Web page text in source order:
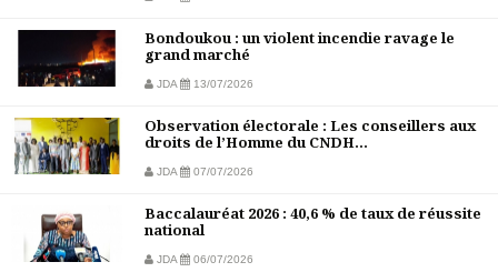
Bondoukou : un violent incendie ravage le
grand marché
JDA 13/07/2026
Observation électorale : Les conseillers aux
droits de l’Homme du CNDH...
JDA 07/07/2026
Baccalauréat 2026 : 40,6 % de taux de réussite
national
JDA 06/07/2026